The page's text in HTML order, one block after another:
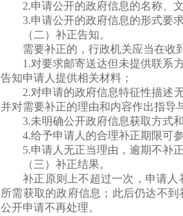
2.申请公开的政府信息的名称、
3.申请公开的政府信息的形式要
（二）补正告知。
需要补正的，行政机关应当在收
1.对要求邮寄送达但未提供联系
告知申请人提供相关材料；
2.对申请的政府信息特征性描述
并对需要补正的理由和内容作出指导
3.未明确公开政府信息获取方式
4.给予申请人的合理补正期限可
5.申请人无正当理由，逾期不补
（三）补正结果。
补正原则上不超过一次，申请
所需获取的政府信息；此后仍达不
公开申请不再处理。